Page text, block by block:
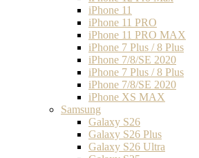
iPhone 11
iPhone 11 PRO
iPhone 11 PRO MAX
iPhone 7 Plus / 8 Plus
iPhone 7/8/SE 2020
iPhone 7 Plus / 8 Plus
iPhone 7/8/SE 2020
iPhone XS MAX
Samsung
Galaxy S26
Galaxy S26 Plus
Galaxy S26 Ultra